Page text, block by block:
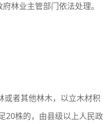
林业主管部门依法处理。
其他林木，以立木材积
20株的，由县级以上人民政